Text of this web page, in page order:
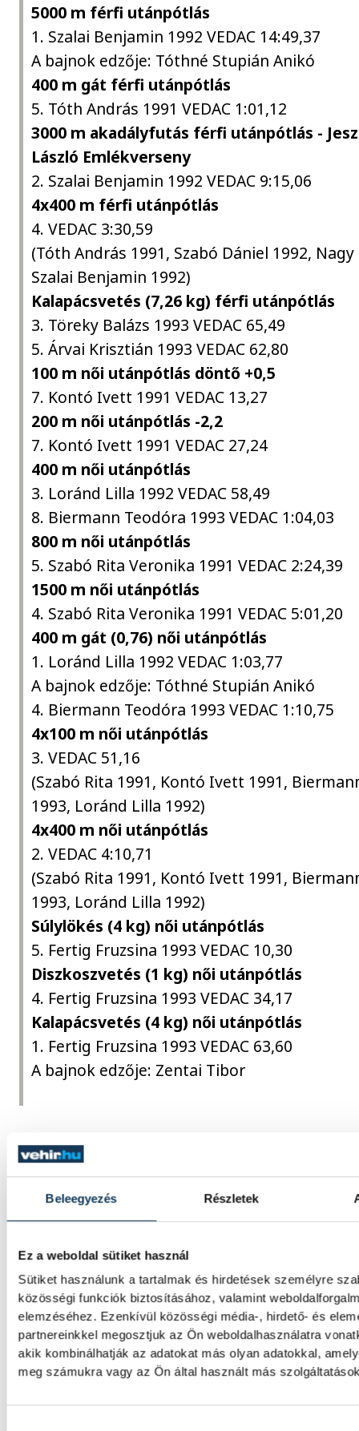
Beleegyezés Részletek
Ez a weboldal sütiket használ
Sütiket használunk a tartalmak és hirdetések személyre
közösségi funkciók biztosításához, valamint
elemzéséhez. Ezenkívül közösségi média-, hirdető- és
partnereinkkel megosztjuk az Ön weboldalhasználatra
akik kombinálhatják az adatokat más olyan adatokkal,
meg számukra vagy az Ön által használt más
5000 m férfi utánpótlás
1. Szalai Benjamin 1992 VEDAC 14:49,37
A bajnok edzője: Tóthné Stupián Anikó
400 m gát férfi utánpótlás
5. Tóth András 1991 VEDAC 1:01,12
3000 m akadályfutás férfi utánpótlás -
László Emlékverseny
2. Szalai Benjamin 1992 VEDAC 9:15,06
4x400 m férfi utánpótlás
4. VEDAC 3:30,59
(Tóth András 1991, Szabó Dániel 1992,
Szalai Benjamin 1992)
Kalapácsvetés (7,26 kg) férfi utánpótlás
3. Töreky Balázs 1993 VEDAC 65,49
5. Árvai Krisztián 1993 VEDAC 62,80
100 m női utánpótlás döntő +0,5
7. Kontó Ivett 1991 VEDAC 13,27
200 m női utánpótlás -2,2
7. Kontó Ivett 1991 VEDAC 27,24
400 m női utánpótlás
3. Loránd Lilla 1992 VEDAC 58,49
8. Biermann Teodóra 1993 VEDAC 1:04,03
800 m női utánpótlás
5. Szabó Rita Veronika 1991 VEDAC 2:24,39
1500 m női utánpótlás
4. Szabó Rita Veronika 1991 VEDAC 5:01,20
400 m gát (0,76) női utánpótlás
1. Loránd Lilla 1992 VEDAC 1:03,77
A bajnok edzője: Tóthné Stupián Anikó
4. Biermann Teodóra 1993 VEDAC 1:10,75
4x100 m női utánpótlás
3. VEDAC 51,16
(Szabó Rita 1991, Kontó Ivett 1991,
1993, Loránd Lilla 1992)
4x400 m női utánpótlás
2. VEDAC 4:10,71
(Szabó Rita 1991, Kontó Ivett 1991,
1993, Loránd Lilla 1992)
Súlylökés (4 kg) női utánpótlás
5. Fertig Fruzsina 1993 VEDAC 10,30
Diszkoszvetés (1 kg) női utánpótlás
4. Fertig Fruzsina 1993 VEDAC 34,17
Kalapácsvetés (4 kg) női utánpótlás
1. Fertig Fruzsina 1993 VEDAC 63,60
A bajnok edzője: Zentai Tibor
atlétika
SZERZŐ
vehir.hu